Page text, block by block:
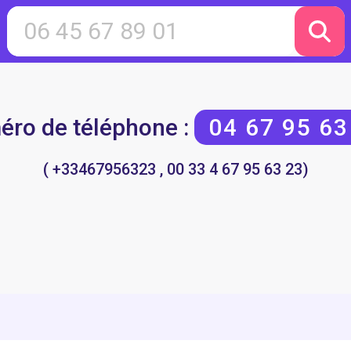
de téléphone : 04 67 95
( +33467956323 , 00 33 4 67 95 63 23)